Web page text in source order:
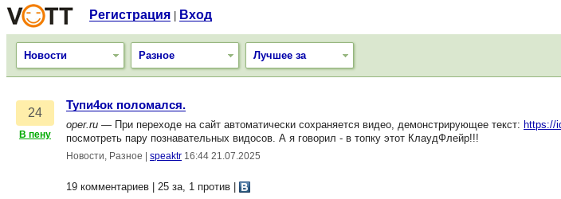
Регистрация Вход
Новости Разное Лучшее за
24
В пену
Тупи4ок поломался.
oper.ru — При переходе на сайт автоматически сохраняется видео, демонстрирующее текст: https://
посмотреть пару познавательных видосов. А я говорил - в топку этот КлаудФлейр!!!
Новости, Разное speaktr 16:44 21.07.2025
19 комментариев | 25 за, 1 против